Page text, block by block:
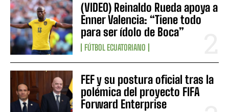
(VIDEO) Reinaldo Rueda apoya a
Enner Valencia: “Tiene todo
para ser ídolo de Boca”
FÚTBOL ECUATORIANO
FEF y su postura oficial tras la
polémica del proyecto FIFA
Forward Enterprise